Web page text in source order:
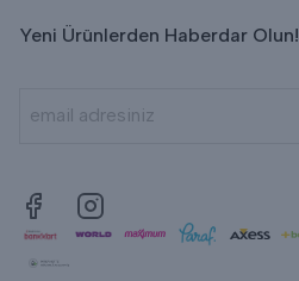
Yeni Ürünlerden Haberdar Olun!